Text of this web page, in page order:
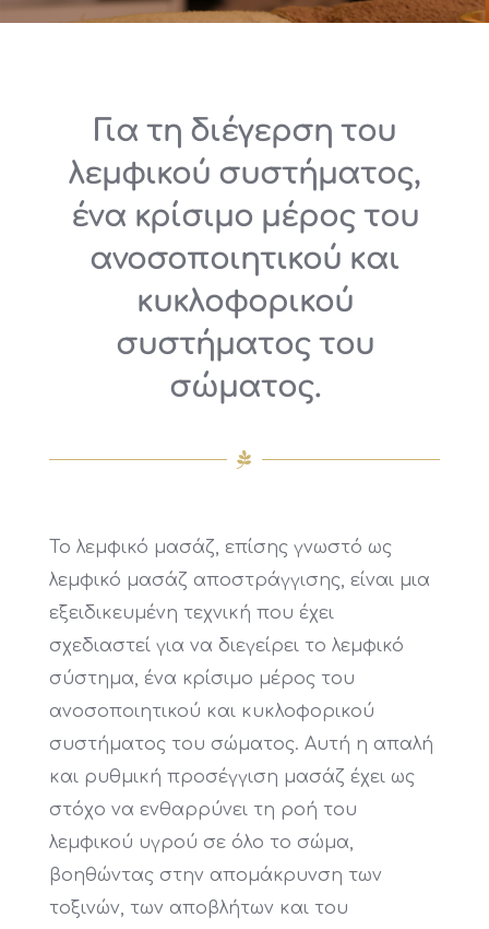
Για τη διέγερση του
λεμφικού συστήματος,
ένα κρίσιμο μέρος του
ανοσοποιητικού και
κυκλοφορικού
συστήματος του
σώματος.
Το λεμφικό μασάζ, επίσης γνωστό ως
λεμφικό μασάζ αποστράγγισης, είναι μια
εξειδικευμένη τεχνική που έχει
σχεδιαστεί για να διεγείρει το λεμφικό
σύστημα, ένα κρίσιμο μέρος του
ανοσοποιητικού και κυκλοφορικού
συστήματος του σώματος. Αυτή η απαλή
και ρυθμική προσέγγιση μασάζ έχει ως
στόχο να ενθαρρύνει τη ροή του
λεμφικού υγρού σε όλο το σώμα,
βοηθώντας στην απομάκρυνση των
τοξινών, των αποβλήτων και του